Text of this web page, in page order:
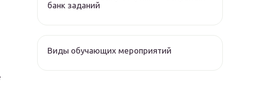
банк заданий
Виды обучающих мероприятий